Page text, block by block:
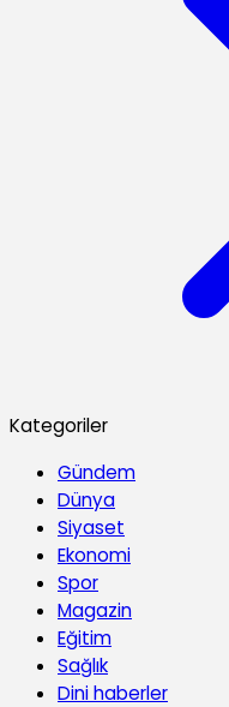
Kategoriler
Gündem
Dünya
Siyaset
Ekonomi
Spor
Magazin
Eğitim
Sağlık
Dini haberler